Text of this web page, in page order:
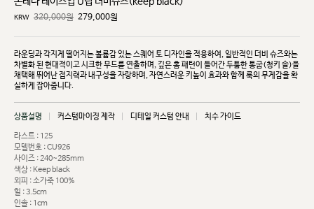
KRW 320,000원 279,000원
라운딩과 각지게 떨어지는 볼륨감 있는 스퀘어 토 디자인을 적용하여, 일반적인 더비 슈즈와는
차별화된 현대적이고 시크한 무드를 연출하며, 깊은 홈 패턴이 들어간 두툼한 통굽(청키 솔)을
채택해 뛰어난접지력과 내구성을 자랑하며, 자연스러운 키높이 효과와 함께 룩의 무게감을 확
실하게 잡아줍니다.
상품설명 커스텀마이징 제작 디테일 커스텀 안내 치수 가이드
라스트 : 125
모델번호 : CU926
사이즈 : 240~285mm
색상 : Keep black
외피 : 소가죽 100%
힐 : 3.5cm
인솔 : 1cm